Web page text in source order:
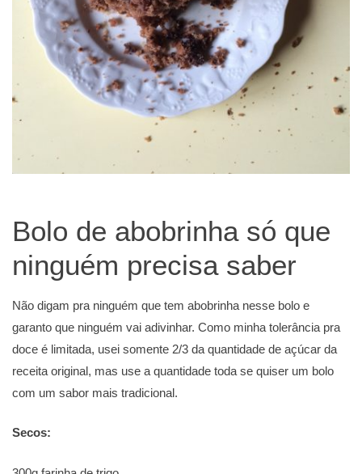
Bolo de abobrinha só que
ninguém precisa saber
Não digam pra ninguém que tem abobrinha nesse bolo e
garanto que ninguém vai adivinhar. Como minha tolerância pra
doce é limitada, usei somente 2/3 da quantidade de açúcar da
receita original, mas use a quantidade toda se quiser um bolo
com um sabor mais tradicional.
Secos: